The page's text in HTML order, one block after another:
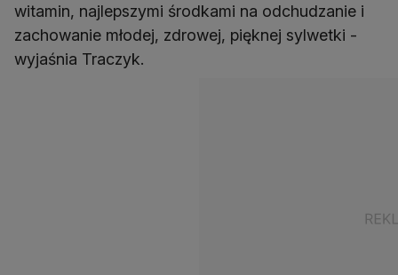
witamin, najlepszymi środkami na odchudzanie i
zachowanie młodej, zdrowej, pięknej sylwetki -
wyjaśnia Traczyk.